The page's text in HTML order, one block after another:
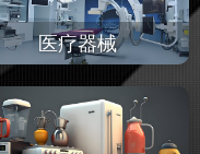
医疗器械